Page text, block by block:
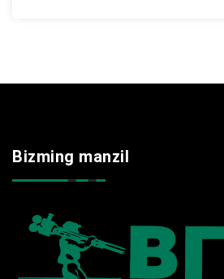
Bizming manzil